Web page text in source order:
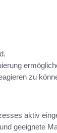
zu
aktiv
geeignete